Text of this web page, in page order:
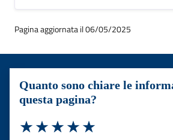
Pagina aggiornata il 06/05/2025
Quanto sono chiare le
questa pagina?